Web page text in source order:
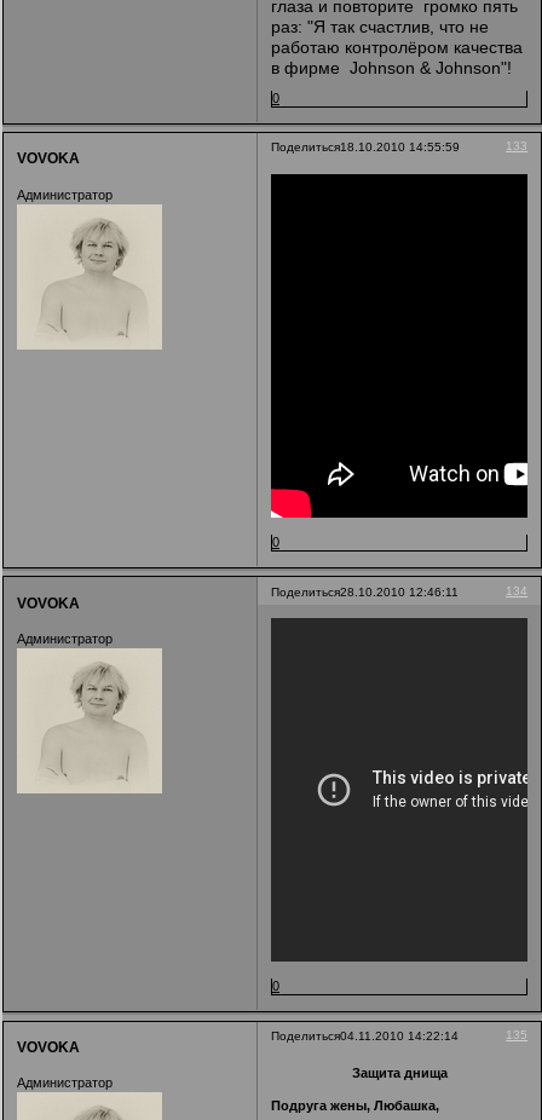
глаза и повторите громко пять
раз: "Я так счастлив, что не
работаю контролёром качества
в фирме Jоhnsоn & Jоhnsоn"!
0
Поделиться 133
18.10.2010 14:55:59
VOVOKA
Администратор
0
Поделиться 134
28.10.2010 12:46:11
VOVOKA
Администратор
0
Поделиться 135
04.11.2010 14:22:14
VOVOKA
Администратор
Защита днища
Подруга жены, Любашка,